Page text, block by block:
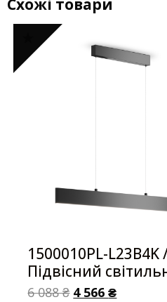
Схожі товари
1500010PL-L23B4K
Підвісний
6 088₴ 4 566₴